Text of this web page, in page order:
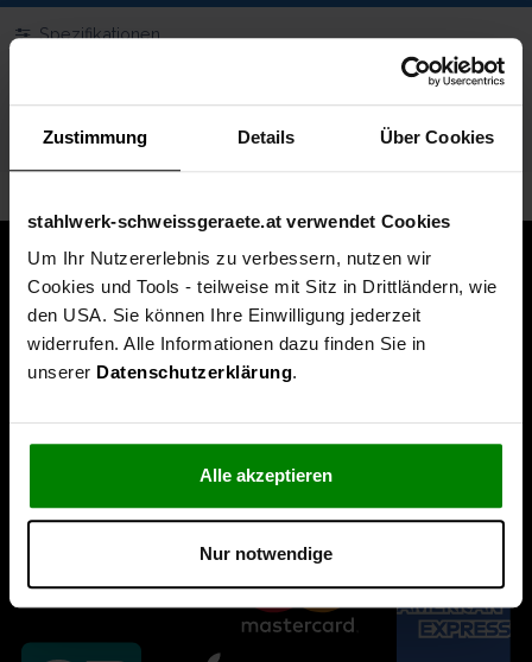
Zustimmung Details Über Cookies
stahlwerk-schweissgeraete.at verwendet Cookies
Um Ihr Nutzererlebnis zu verbessern, nutzen wir
Cookies und Tools - teilweise mit Sitz in Drittländern, wie
den USA. Sie können Ihre Einwilligung jederzeit
widerrufen. Alle Informationen dazu finden Sie in
unserer Datenschutzerklärung.
Alle akzeptieren
Nur notwendige
Spezifikationen
Lieferumfang